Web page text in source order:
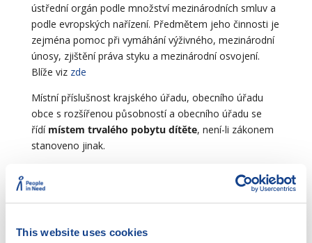
This website uses cookies
ústřední orgán podle množství mezinárodních smluv a
podle evropských nařízení. Předmětem jeho činnosti je
zejména pomoc při vymáhání výživného, mezinárodní
únosy, zjištění práva styku a mezinárodní osvojení.
Blíže viz zde
Místní příslušnost krajského úřadu, obecního úřadu
obce s rozšířenou působností a obecního úřadu se
řídí místem trvalého pobytu dítěte, není-li zákonem
stanoveno jinak.
Nejvýznamnějšími předpisy, které upravují sociálně-
právní ochranu dětí jsou zákon č.
359/1999 Sb., o
sociálně – právní ochraně dětí a zákon89/2012 Sb.,
ochrana zejména zaměřuje, vyjmenovává